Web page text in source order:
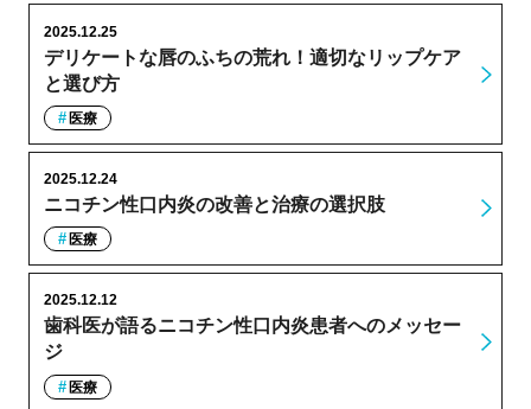
デリケートな唇のふちの荒れ！適切なリップケア
と選び方
2025.12.25
医療
ニコチン性口内炎の改善と治療の選択肢
2025.12.24
医療
歯科医が語るニコチン性口内炎患者へのメッセー
ジ
2025.12.12
医療